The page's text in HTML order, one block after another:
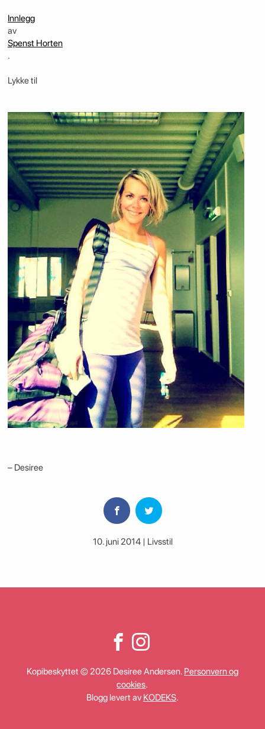
Innlegg
av
Spenst Horten
.
Lykke til
– Desiree
10. juni 2014 | Livsstil
Kopibeskyttet © 2026 Desiree Andersen. Personvern og
cookies.
Blogg levert av KODEKS.